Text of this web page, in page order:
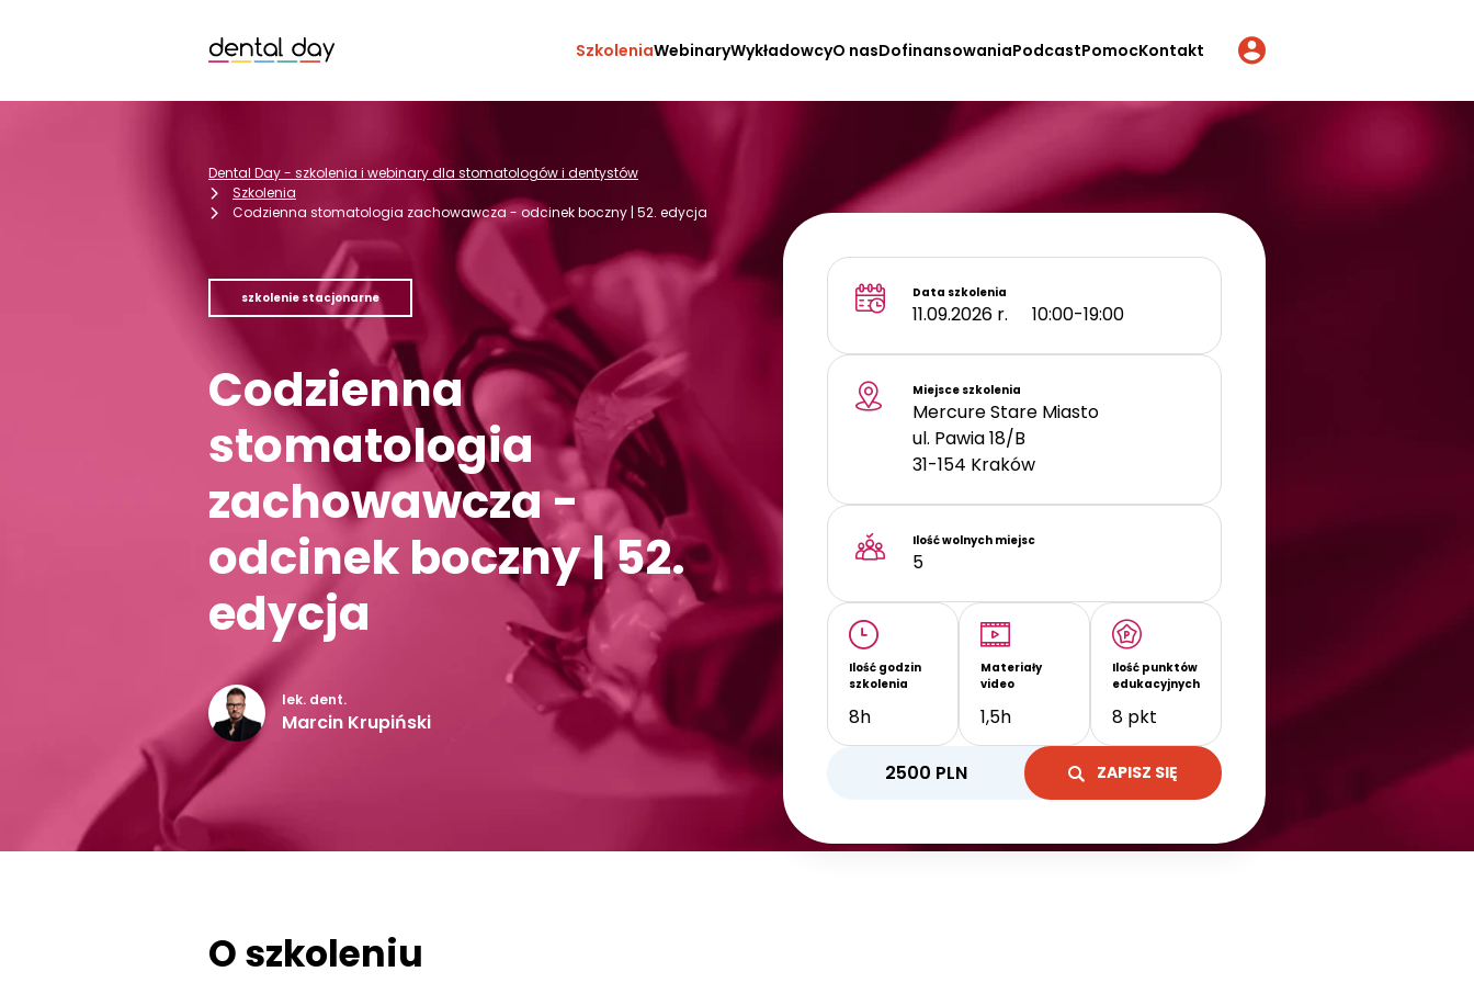
SzkoleniaWebinaryWykładowcyO nasDofinansowaniaPodcastPomocKontakt
Dental Day - szkolenia i webinary dla stomatologów i dentystów
Szkolenia
Codzienna stomatologia zachowawcza - odcinek boczny | 52. edycja
szkolenie stacjonarne
Codzienna
stomatologia
zachowawcza -
odcinek boczny | 52.
edycja
lek. dent.
Marcin Krupiński
Data szkolenia
11.09.2026 r. 10:00-19:00
Miejsce szkolenia
Mercure Stare Miasto
ul. Pawia 18/B
31-154 Kraków
Ilość wolnych miejsc
5
Ilość godzin
szkolenia
8h
Materiały
video
1,5h
Ilość punktów
edukacyjnych
8 pkt
2500 PLN ZAPISZ SIĘ
O szkoleniu